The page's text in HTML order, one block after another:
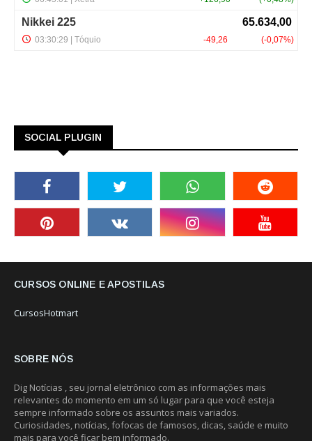
SOCIAL PLUGIN
CURSOS ONLINE E APOSTILAS
CursosHotmart
SOBRE NÓS
Dig Notícias , seu jornal eletrônico com as informações mais
relevantes do momento em um só lugar para que você esteja
sempre informado sobre os assuntos mais variados.
Curiosidades, notícias, fofocas de famosos, dicas, saúde e muito
mais para você ficar bem informado.